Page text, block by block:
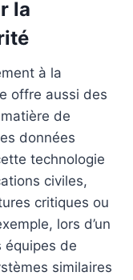
la
à la
offre aussi des
de
données
technologie
civiles,
critiques ou
lors d’un
équipes de
similaires